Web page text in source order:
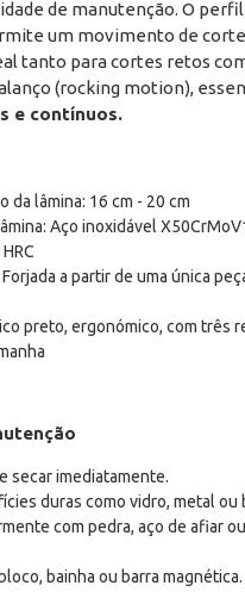
de manutenção. O perfil
um movimento de
tanto para cortes retos
(rocking motion),
e contínuos.
da lâmina: 16 cm - 20 cm
Aço inoxidável
a partir de uma única
preto, ergonómico, com três
secar imediatamente.
duras como vidro, metal ou
com pedra, aço de afiar
bainha ou barra magnética.